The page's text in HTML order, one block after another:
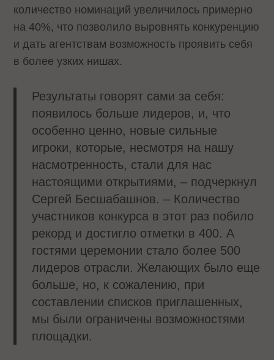
количество номинаций увеличилось примерно
на 40%, что позволило выровнять конкуренцию
и дать агентствам возможность проявить себя
в более узких нишах.
Результаты говорят сами за себя:
появилось больше лидеров, и, что
особенно ценно, новые сильные
игроки, которые, несмотря на нашу
насмотренность, стали для нас
настоящими открытиями, – подчеркнул
Сергей Бесшабашнов. – Количество
участников конкурса в этот раз побило
рекорд и достигло отметки в 400. А
гостями церемонии стало более 500
лидеров отрасли. Желающих было еще
больше, но, к сожалению, при
составлении списков приглашенных,
мы были ограничены возможностями
площадки.